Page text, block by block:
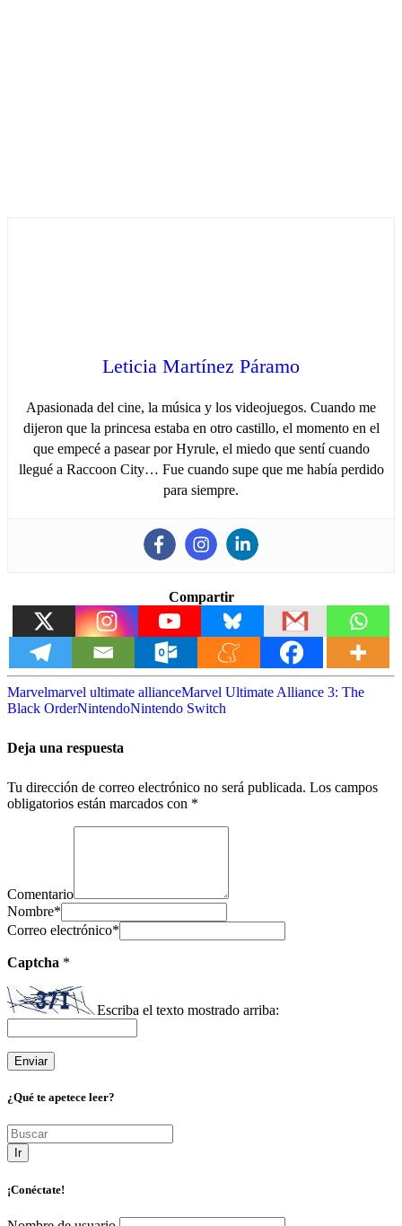
Leticia Martínez Páramo
Apasionada del cine, la música y los videojuegos. Cuando me
dijeron que la princesa estaba en otro castillo, el momento en el
que empecé a pasear por Hyrule, el miedo que sentí cuando
llegué a Raccoon City… Fue cuando supe que me había perdido
para siempre.
Compartir
Marvelmarvel ultimate allianceMarvel Ultimate Alliance 3: The
Black OrderNintendoNintendo Switch
Deja una respuesta
Tu dirección de correo electrónico no será publicada. Los campos
obligatorios están marcados con *
Comentario
Nombre*
Correo electrónico*
Captcha *
Escriba el texto mostrado arriba:
¿Qué te apetece leer?
Ir
¡Conéctate!